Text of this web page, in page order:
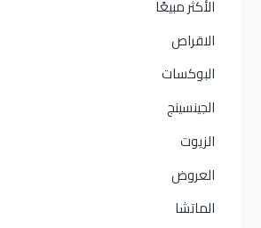
الأكثر مبيعًا​
الاقراص
البوكسات
الجينسينج
الزيوت
العروض
الماتشا